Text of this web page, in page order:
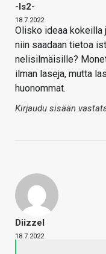
-is2-
18.7.2022
Olisko ideaa
niin saadaan tietoa
nelisilmäisille?
ilman laseja, mutta
huonommat.
Kirjaudu sisään
Diizzel
18.7.2022